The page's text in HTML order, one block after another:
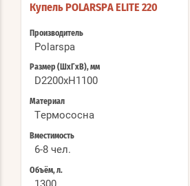
Купель POLARSPA ELITE 220
Производитель
Polarspa
Размер (ШхГхВ), мм
D2200хH1100
Материал
Термососна
Вместимость
6-8 чел.
Объём, л.